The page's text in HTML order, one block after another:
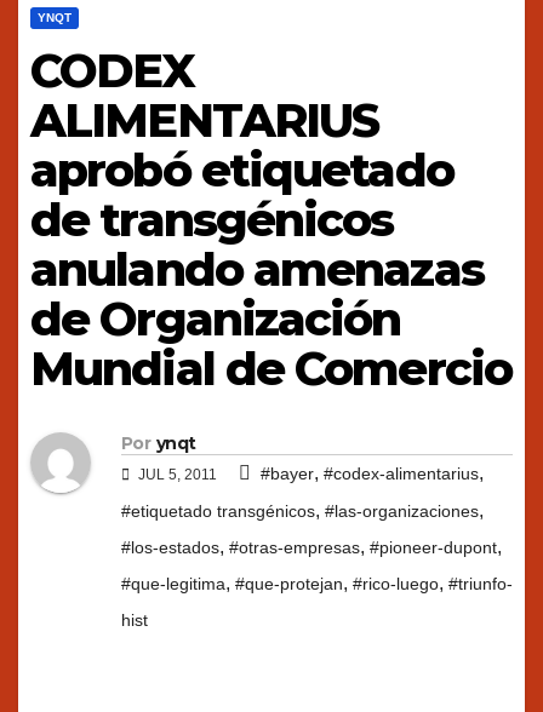
YNQT
CODEX
ALIMENTARIUS
aprobó etiquetado
de transgénicos
anulando amenazas
de Organización
Mundial de Comercio
Por ynqt
JUL 5, 2011 #bayer, #codex-alimentarius,
#etiquetado transgénicos, #las-organizaciones,
#los-estados, #otras-empresas, #pioneer-dupont,
#que-legitima, #que-protejan, #rico-luego, #triunfo-
hist